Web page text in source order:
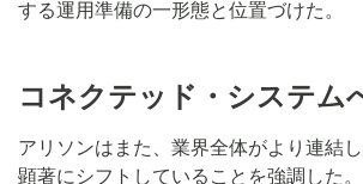
する運用準備の一形態と位置づけた。
コネクテッド・システム
アリソンはまた、業界全体がより連結
顕著にシフトしていることを強調した